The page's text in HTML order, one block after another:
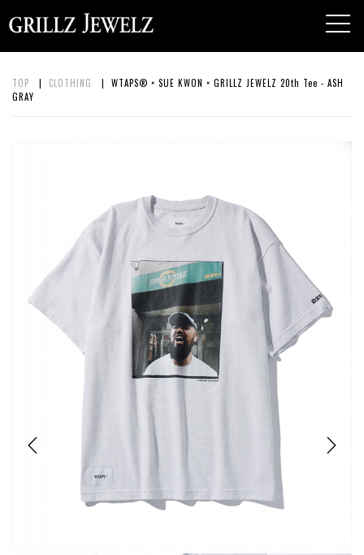
TOP | CLOTHING
| WTAPS® × SUE KWON × GRILLZ JEWELZ 20th Tee - ASH
GRAY